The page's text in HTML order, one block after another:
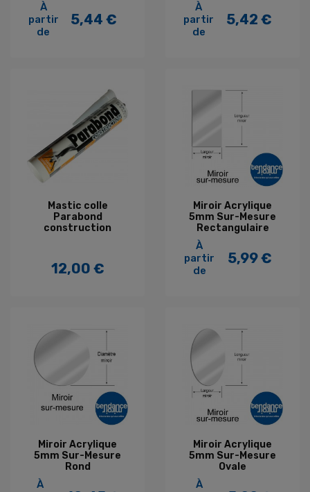
À
partir
de
Prix
5,44 €
À
partir
de
Prix
5,42 €
Mastic colle
Parabond
construction
Prix
12,00 €
Miroir Acrylique
5mm Sur-Mesure
Rectangulaire
À
partir
de
Prix
5,99 €
Miroir Acrylique
5mm Sur-Mesure
Rond
À
Miroir Acrylique
5mm Sur-Mesure
Ovale
À